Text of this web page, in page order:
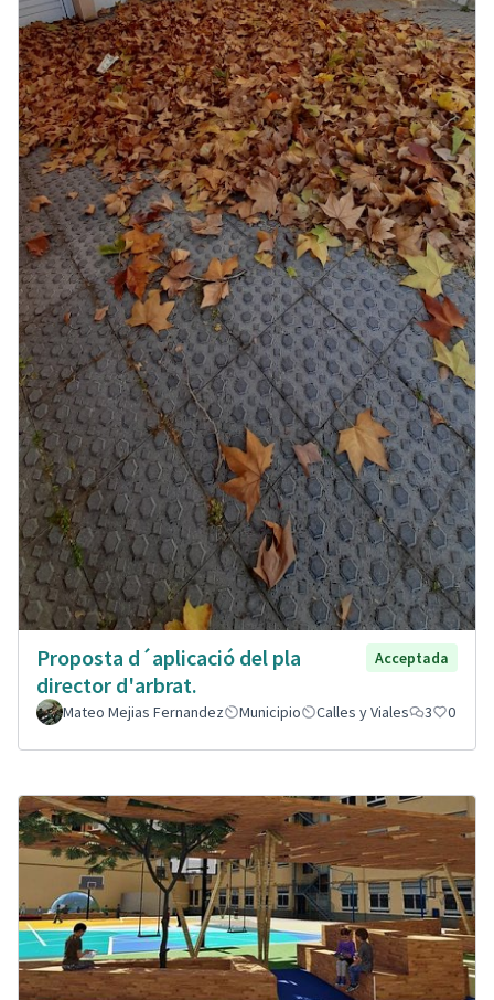
Proposta d´aplicació del pla
director d'arbrat.
Acceptada
Mateo Mejias Fernandez Municipio Calles y Viales 3 0